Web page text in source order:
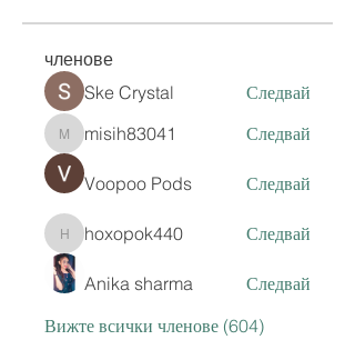
членове
Ske Crystal Следвай
misih83041
misih83041 Следвай
Voopoo Pods Следвай
hoxopok440
hoxopok440 Следвай
Anika sharma
Следвай
Вижте всички членове (604)